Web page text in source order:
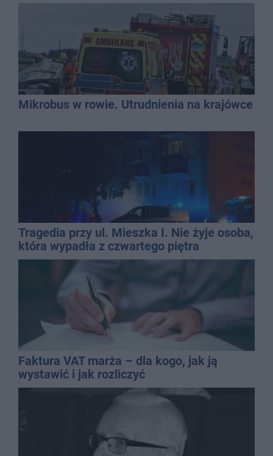
Mikrobus w rowie. Utrudnienia na krajówce
Tragedia przy ul. Mieszka I. Nie żyje osoba,
która wypadła z czwartego piętra
Faktura VAT marża – dla kogo, jak ją
wystawić i jak rozliczyć